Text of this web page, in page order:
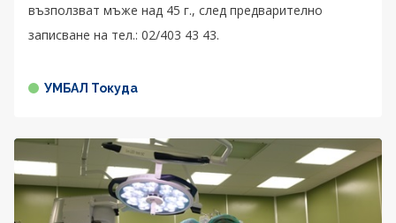
възползват мъже над 45 г., след предварително
записване на тел.: 02/403 43 43.
УМБАЛ Токуда